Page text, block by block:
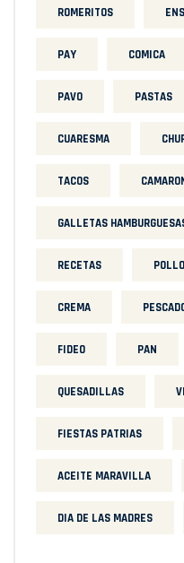
ROMERITOS
PAY COMICA
PAVO PASTAS
CUARESMA
TACOS
GALLETAS
RECETAS POLLO
CREMA
FIDEO PAN
QUESADILLAS
FIESTAS PATRIAS
ACEITE MARAVILLA
DIA DE LAS MADRES